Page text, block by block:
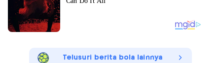
Telusuri berita bola lainnya